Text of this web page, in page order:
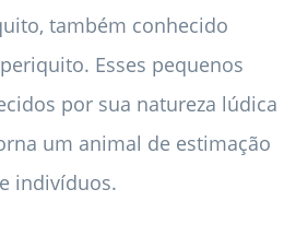
também conhecido
Esses pequenos
por sua natureza lúdica
um animal de estimação
indivíduos.